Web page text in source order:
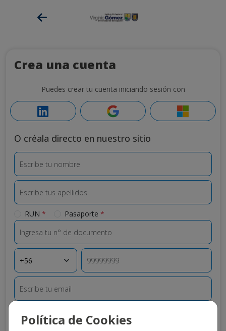
Crea una cuenta
Puedes crear tu cuenta iniciando sesión con
O créala directo en nuestro sitio
Escribe tu nombre
Escribe tus apellidos
Tipo de documento de identidad
RUN * Pasaporte *
Número de documento
Origen Teléfono Teléfono
Escribe tu email
Escribe tu contraseña
Política de Cookies